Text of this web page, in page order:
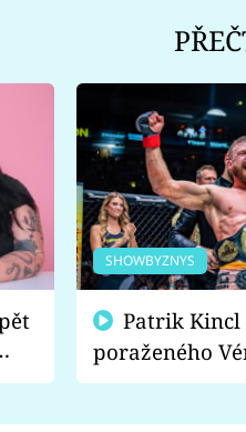
SHOWBYZNYS
poraženého
fanoušci